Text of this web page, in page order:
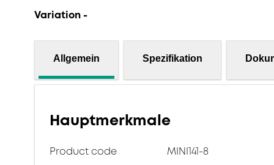
Variation -
Allgemein Spezifikation
Hauptmerkmale
Product code MINI141-8